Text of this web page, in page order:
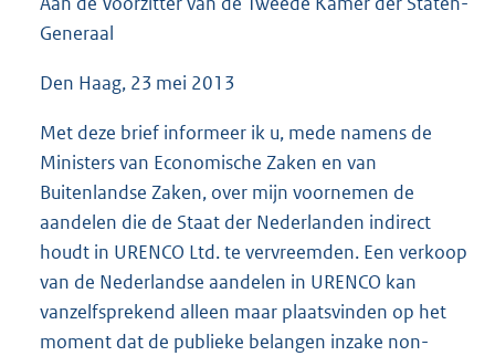
5
Generaal
Den Haag, 23 mei 2013
Met deze brief informeer ik u, mede namens de
Ministers van Economische Zaken en van
Buitenlandse Zaken, over mijn voornemen de
aandelen die de Staat der Nederlanden indirect
houdt in URENCO Ltd. te vervreemden. Een verkoop
van de Nederlandse aandelen in URENCO kan
vanzelfsprekend alleen maar plaatsvinden op het
moment dat de publieke belangen inzake non-